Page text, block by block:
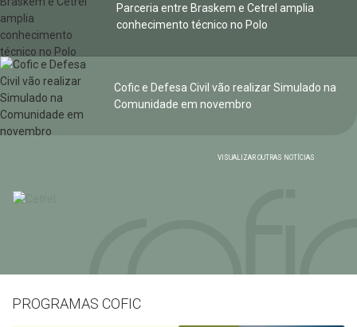
Parceria entre Braskem e Cetrel amplia
conhecimento técnico no Polo
Cofic e Defesa Civil vão realizar Simulado na
Comunidade em novembro
VISUALIZAR OUTRAS NOTÍCIAS
PROGRAMAS COFIC